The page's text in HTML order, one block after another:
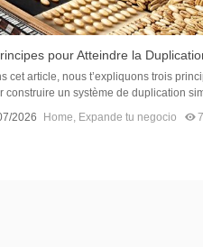
pour Atteindre la
cet article, nous t’expliquons trois
construire un système de duplication
2026
Home Expande tu negocio